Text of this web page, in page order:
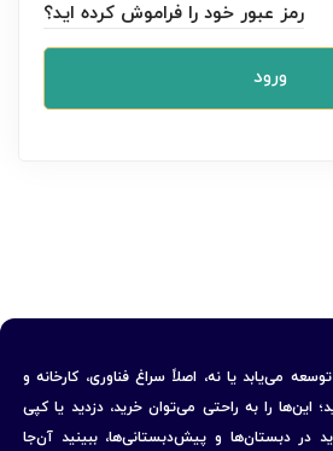
رمز عبور خود را فراموش کرده اید؟
ورود
می‌یابد یا نه، اصلاً سراغ فناوری، کارخانه و
این‌ها را به راحتی می‌توان خرید، دزدید یا کپی
در دبستان‌ها و پیش‌دبستانی‌ها، ببینید آن‌جا